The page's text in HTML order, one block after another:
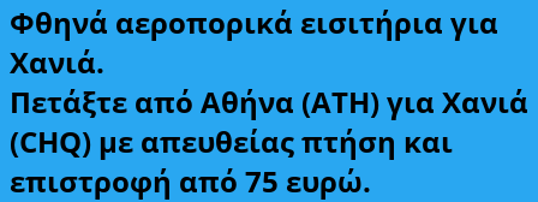
Φθηνά αεροπορικά εισιτήρια για
Χανιά.
Πετάξτε από Αθήνα (ATH) για Χανιά
(CHQ) με απευθείας πτήση και
επιστροφή από 75 ευρώ.